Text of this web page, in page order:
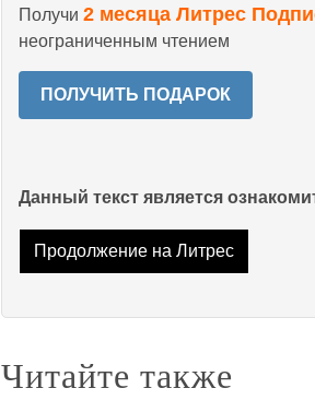
Получи 2 месяца Литрес
неограниченным чтением
ПОЛУЧИТЬ ПОДАРОК
Данный текст является
Продолжение на Литрес
Читайте также